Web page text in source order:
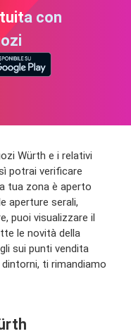
con
Würth e i relativi
potrai verificare
tua zona è aperto
aperture serali,
puoi visualizzare il
le novità della
sui punti vendita
ti rimandiamo